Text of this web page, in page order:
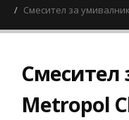
Смесител за
Смесител
Metropol